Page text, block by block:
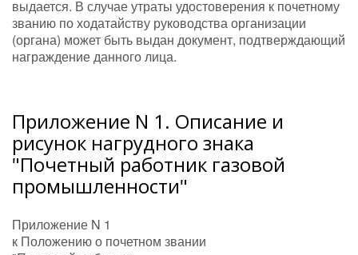
выдается. В случае утраты удостоверения к почетному
званию по ходатайству руководства организации
(органа) может быть выдан документ, подтверждающий
награждение данного лица.
Приложение N 1. Описание и
рисунок нагрудного знака
"Почетный работник газовой
промышленности"
Приложение N 1
к Положению о почетном звании